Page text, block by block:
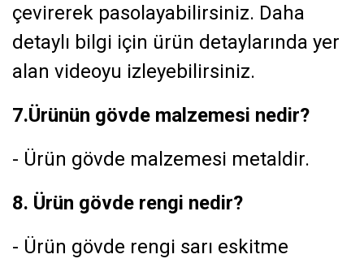
çevirerek pasolayabilirsiniz. Daha
detaylı bilgi için ürün detaylarında yer
alan videoyu izleyebilirsiniz.
7.Ürünün gövde malzemesi nedir?
- Ürün gövde malzemesi metaldir.
8. Ürün gövde rengi nedir?
- Ürün gövde rengi sarı eskitme